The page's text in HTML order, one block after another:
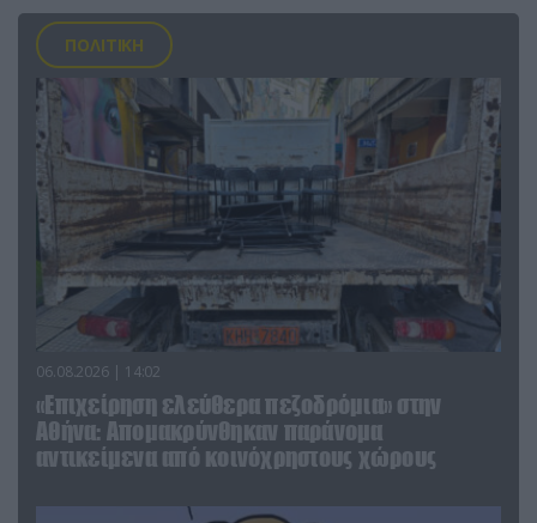
ΠΟΛΙΤΙΚΗ
06.08.2026 | 14:02
«Επιχείρηση ελεύθερα πεζοδρόμια» στην
Αθήνα: Απομακρύνθηκαν παράνομα
αντικείμενα από κοινόχρηστους χώρους